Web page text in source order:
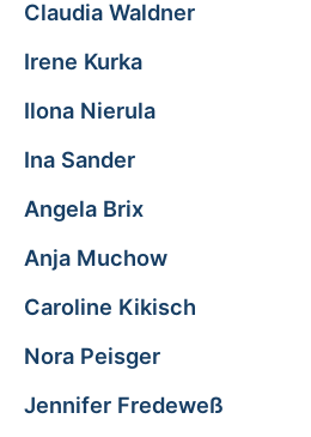
Claudia Waldner
Irene Kurka
Ilona Nierula
Ina Sander
Angela Brix
Anja Muchow
Caroline Kikisch
Nora Peisger
Jennifer Fredeweß